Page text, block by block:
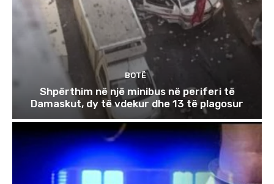
BOTË
Shpërthim në një minibus në periferi të
Damaskut, dy të vdekur dhe 13 të plagosur